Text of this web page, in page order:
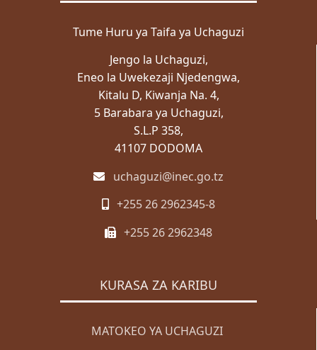
Zabuni za Kimataifa
Wazabuni Walioshinda
WASILIANA NASI
Tume Huru ya Taifa ya Uchaguzi
Jengo la Uchaguzi,
Eneo la Uwekezaji Njedengwa,
Kitalu D, Kiwanja Na. 4,
5 Barabara ya Uchaguzi,
S.L.P 358,
41107 DODOMA
uchaguzi@inec.go.tz
+255 26 2962345-8
+255 26 2962348
KURASA ZA KARIBU
MATOKEO YA UCHAGUZI